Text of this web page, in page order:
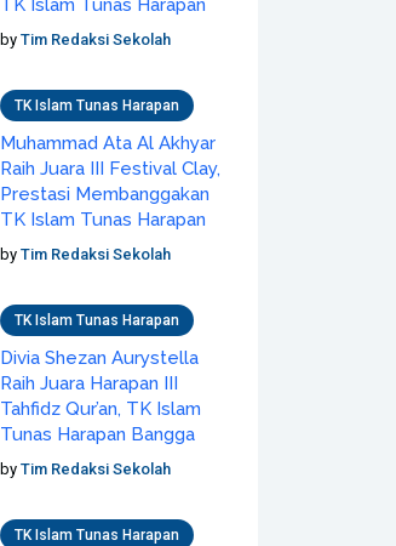
TK Islam Tunas Harapan
by Tim Redaksi Sekolah
TK Islam Tunas Harapan
Muhammad Ata Al Akhyar
Raih Juara III Festival Clay,
Prestasi Membanggakan
TK Islam Tunas Harapan
by Tim Redaksi Sekolah
TK Islam Tunas Harapan
Divia Shezan Aurystella
Raih Juara Harapan III
Tahfidz Qur’an, TK Islam
Tunas Harapan Bangga
by Tim Redaksi Sekolah
TK Islam Tunas Harapan